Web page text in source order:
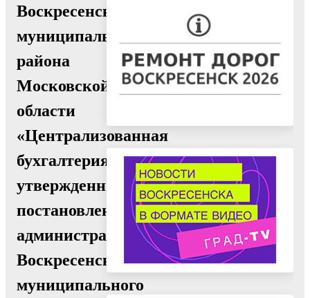
Воскресенского
муниципального
района
Московской
области
«Централизованная
бухгалтерия»,
утвержденный
постановлением
администрации
Воскресенского
муниципального